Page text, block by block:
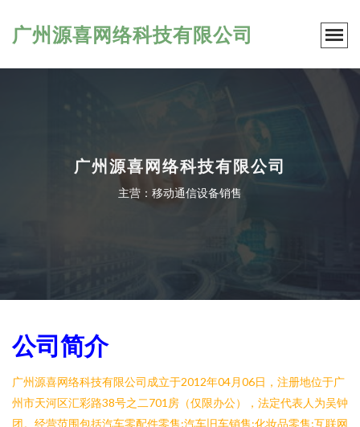
广州源喜网络科技有限公司
广州源喜网络科技有限公司
主营：移动通信设备销售
公司简介
广州源喜网络科技有限公司成立于2012年04月06日，注册地位于广
州市天河区汇彩路38号之二701房（仅限办公），法定代表人为吴钟
团。经营范围包括汽车零配件零售;汽车旧车销售;化妆品零售;互联网